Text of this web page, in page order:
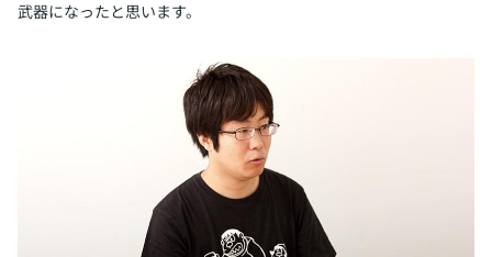
武器になったと思います。